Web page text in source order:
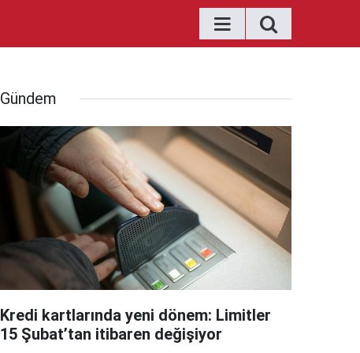
Gündem
Kredi kartlarında yeni dönem: Limitler
15 Şubat’tan itibaren değişiyor